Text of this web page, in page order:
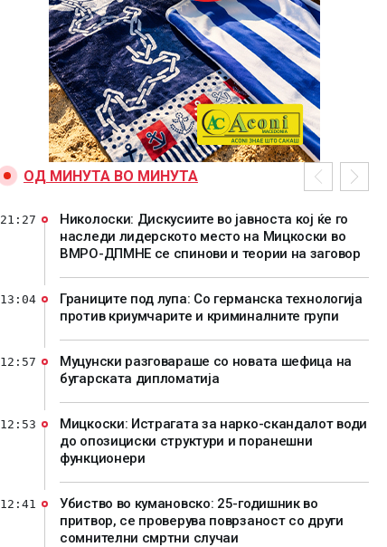
ОД МИНУТА ВО МИНУТА
Николоски: Дискусиите во јавноста кој ќе го
наследи лидерското место на Мицкоски во
ВМРО-ДПМНЕ се спинови и теории на заговор
21:27
Границите под лупа: Со германска технологија
против криумчарите и криминалните групи
13:04
Муцунски разговараше со новата шефица на
бугарската дипломатија
12:57
Мицкоски: Истрагата за нарко-скандалот води
до опозициски структури и поранешни
функционери
12:53
Убиство во кумановско: 25-годишник во
притвор, се проверува поврзаност со други
сомнителни смртни случаи
12:41